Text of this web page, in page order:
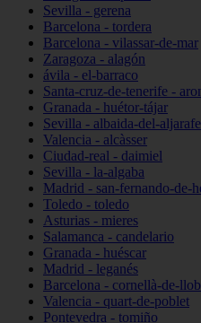
Sevilla - gerena
Barcelona - tordera
Barcelona - vilassar-de-mar
Zaragoza - alagón
ávila - el-barraco
Santa-cruz-de-tenerife -
Granada - huétor-tájar
Sevilla - albaida-del-aljarafe
Valencia - alcàsser
Ciudad-real - daimiel
Sevilla - la-algaba
Madrid - san-fernando-de-
Toledo - toledo
Asturias - mieres
Salamanca - candelario
Granada - huéscar
Madrid - leganés
Barcelona - cornellà-de-
Valencia - quart-de-poblet
Pontevedra - tomiño